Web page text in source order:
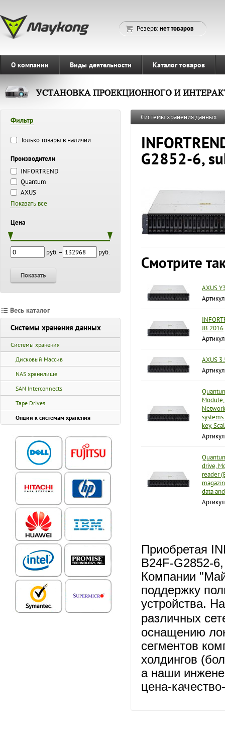
Резерв:нет товаров
О компании Виды деятельности Каталог товаров
Фильтр
Только товары в наличии
Производители
INFORTREND
Quantum
AXUS
Показать все
Цена
руб. – руб.
Показать
Весь каталог
Системы хранения данных
Системы хранения
Дисковый Массив
NAS хранилище
SAN Interconnects
Tape Drives
Опции к системам хранения
Системы хранения данных
G2852-6,
Смотрите
AXUS
JB 2016
AXUS
key,
drive,
reader
data
Приобретая
B24F-G2852-
Компании
поддержку
устройства.
различных
оснащению
сегментов
холдингов
а наши
цена-